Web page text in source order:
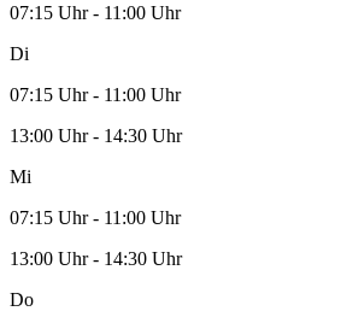
07:15 Uhr - 11:00 Uhr
Di
07:15 Uhr - 11:00 Uhr
13:00 Uhr - 14:30 Uhr
Mi
07:15 Uhr - 11:00 Uhr
13:00 Uhr - 14:30 Uhr
Do